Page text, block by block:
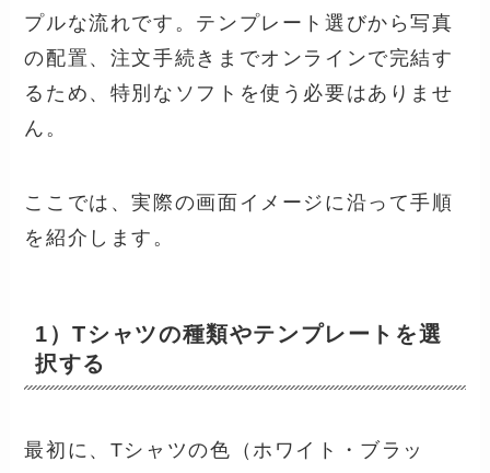
プルな流れです。テンプレート選びから写真
の配置、注文手続きまでオンラインで完結す
るため、特別なソフトを使う必要はありませ
ん。
ここでは、実際の画面イメージに沿って手順
を紹介します。
1）Tシャツの種類やテンプレートを選
択する
最初に、Tシャツの色（ホワイト・ブラッ